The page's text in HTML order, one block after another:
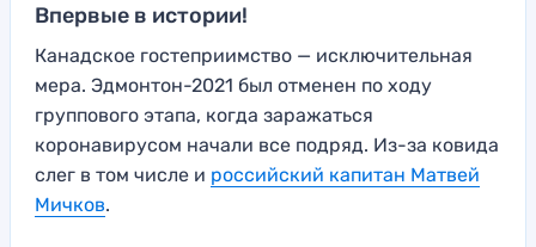
Впервые в истории!
Канадское гостеприимство — исключительная
мера. Эдмонтон-2021 был отменен по ходу
группового этапа, когда заражаться
коронавирусом начали все подряд. Из-за ковида
слег в том числе и российский капитан Матвей
Мичков.